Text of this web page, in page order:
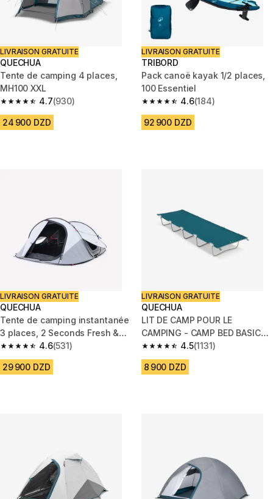
LIVRAISON GRATUITE
QUECHUA
Tente de camping 4 places,
MH100 XXL
4.7
4.7 out of 5 stars from 930 reviews
(930)
24 900 DZD
LIVRAISON GRATUITE
TRIBORD
Pack canoë kayak 1/2 places,
100 Essentiel
4.6
4.6 out of 5 stars from 184
(184)
92 900 DZD
LIVRAISON GRATUITE
QUECHUA
Tente de camping instantanée
3 places, 2 Seconds Fresh &
Black
4.6
4.6 out of 5 stars from 531 reviews
(531)
29 900 DZD
LIVRAISON GRATUITE
QUECHUA
LIT DE CAMP POUR LE
CAMPING - CAMP BED BASIC
60 CM - 1 PERSONNE
4.5
4.5 out of 5 stars from 1131
(1131)
8 900 DZD